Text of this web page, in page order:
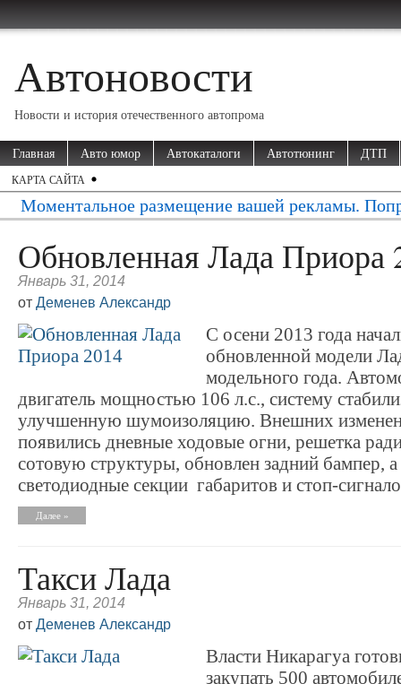
Автоновости
Новости и история отечественного автопрома
Главная Авто юмор Автокаталоги Автотюнинг ДТП
КАРТА САЙТА
Моментальное размещение вашей рекламы.
Обновленная Лада Приора
Январь 31, 2014
от Деменев Александр
С осени 2013 года
обновленной модели
модельного года.
двигатель мощностью 106 л.с., систему
улучшенную шумоизоляцию. Внешних
появились дневные ходовые огни, решетка
сотовую структуры, обновлен задний бампер,
светодиодные секции габаритов и стоп-
Далее »
Такси Лада
Январь 31, 2014
от Деменев Александр
Власти Никарагуа
закупать 500